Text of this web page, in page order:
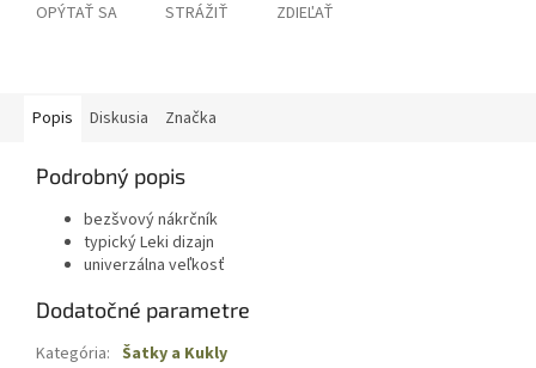
OPÝTAŤ SA STRÁŽIŤ ZDIEĽAŤ
Popis Diskusia Značka
Podrobný popis
bezšvový nákrčník
typický Leki dizajn
univerzálna veľkosť
Dodatočné parametre
Kategória: Šatky a Kukly